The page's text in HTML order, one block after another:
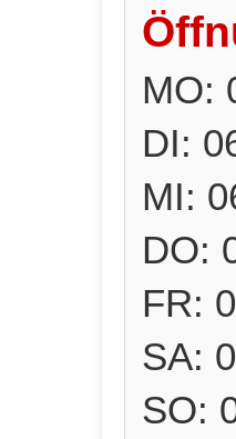
MO:
DI:
MI:
DO:
FR:
SA:
SO: